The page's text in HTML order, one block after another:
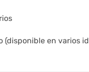
(disponible en varios